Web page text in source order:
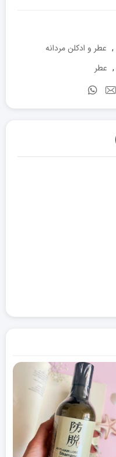
, عطر و ادکلن مردانه
, عطر